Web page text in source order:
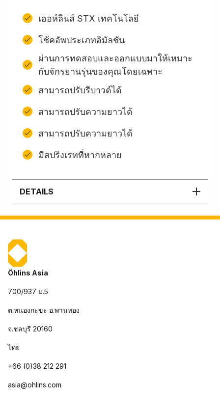
เออห์ลินส์ STX เทคโนโลยี
โช้คอัพประเภทอิมัลชัน
ผ่านการทดสอบและออกแบบมาให้เหมาะ
กับจักรยานรุ่นของคุณโดยเฉพาะ
สามารถปรับรีบาวด์ได้
สามารถปรับความยาวได้
สามารถปรับความยาวได้
มีสปริงเรทที่หากหลาย
DETAILS
Öhlins Asia
700/937 ม.5
ต.หนองกะขะ อ.พานทอง
จ.ชลบุรี 20160
ไทย
+66 (0)38 212 291
asia@ohlins.com